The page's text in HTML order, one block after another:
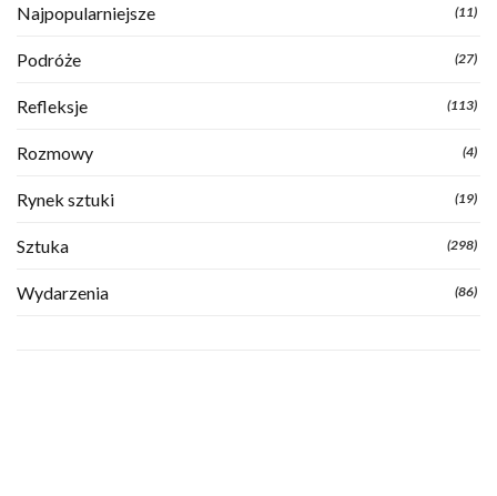
Najpopularniejsze (11)
Podróże (27)
Refleksje (113)
Rozmowy (4)
Rynek sztuki (19)
Sztuka (298)
Wydarzenia (86)